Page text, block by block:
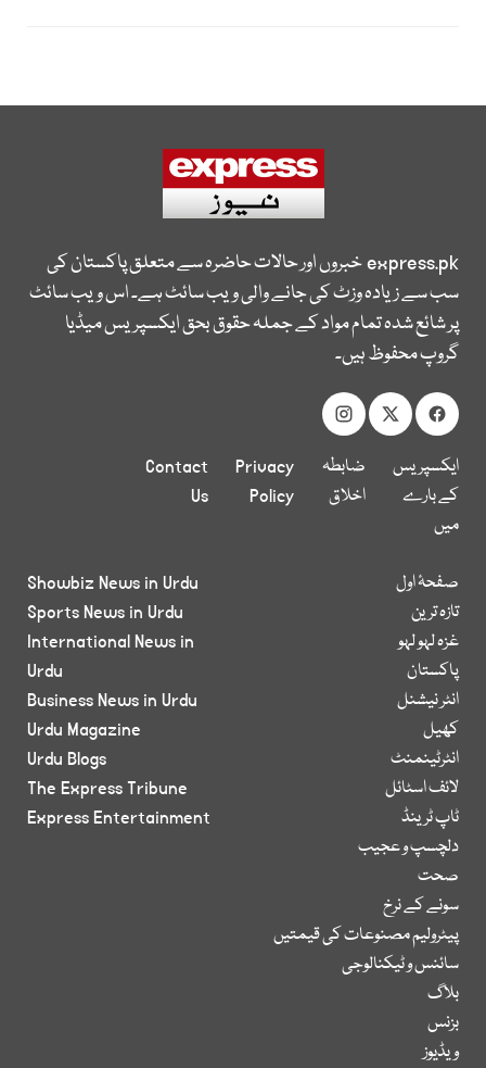
express.pkخبروں اور حالات حاضرہ سے متعلق پاکستان کی
سب سے زیادہ وزٹ کی جانے والی ویب سائٹ ہے۔ اس ویب سائٹ
پر شائع شدہ تمام مواد کے جملہ حقوق بحق ایکسپریس میڈیا
گروپ محفوظ ہیں۔
ایکسپریس
کے بارے
میں
ضابطہ
اخلاق
Privacy
Policy
Contact
Us
صفحۂ اول
تازہ ترین
غزہ لہو لہو
پاکستان
انٹر نیشنل
کھیل
انٹرٹینمنٹ
لائف اسٹائل
ٹاپ ٹرینڈ
دلچسپ و عجیب
صحت
سونے کے نرخ
پیٹرولیم مصنوعات کی قیمتیں
سائنس و ٹیکنالوجی
بلاگ
بزنس
ویڈیوز
Showbiz News in Urdu
Sports News in Urdu
International News in
Urdu
Business News in Urdu
Urdu Magazine
Urdu Blogs
The Express Tribune
Express Entertainment